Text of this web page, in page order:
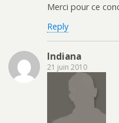
Merci pour ce
Reply
Indiana
21 juin 2010